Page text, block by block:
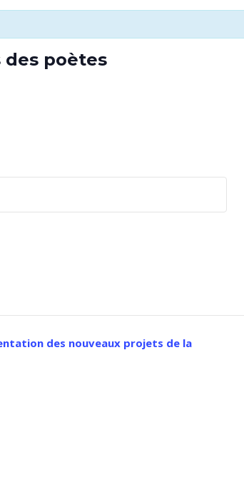
poètes
des nouveaux projets de la